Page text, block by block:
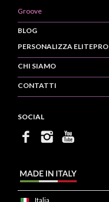
Groove
BLOG
PERSONALIZZA ELITEPRO
CHI SIAMO
CONTATTI
SOCIAL
Italia